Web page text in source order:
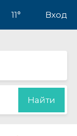
11° Вход
Найти